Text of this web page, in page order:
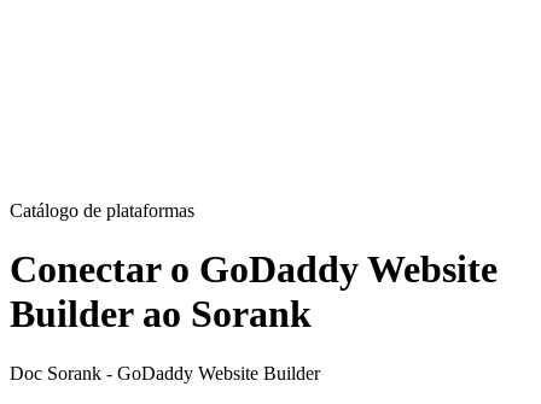
Catálogo de plataformas
Conectar o GoDaddy Website
Builder ao Sorank
Doc Sorank - GoDaddy Website Builder